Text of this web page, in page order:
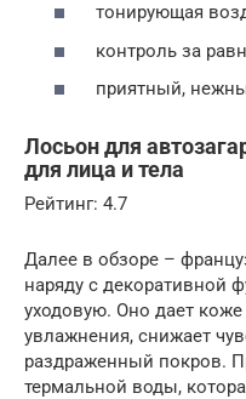
тонирующая
контроль за
приятный,
Лосьон для
для лица и тела
Рейтинг: 4.7
Далее в обзоре –
наряду с декоративной
уходовую. Оно дает
увлажнения, снижает
раздраженный покров.
термальной воды,